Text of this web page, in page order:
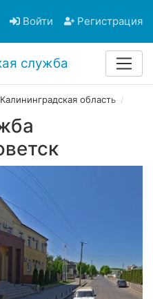
Войти Регистрация
служба
Калининградская область